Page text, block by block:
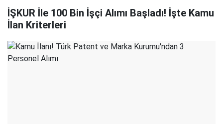
İŞKUR İle 100 Bin İşçi Alımı Başladı! İşte Kamu
İlan Kriterleri